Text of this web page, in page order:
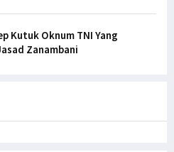
Kutuk Oknum TNI Yang
Zanambani